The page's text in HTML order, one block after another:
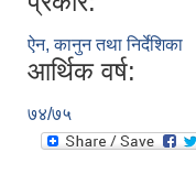
ऐन, कानुन तथा निर्देशिका
आर्थिक वर्ष:
७४/७५